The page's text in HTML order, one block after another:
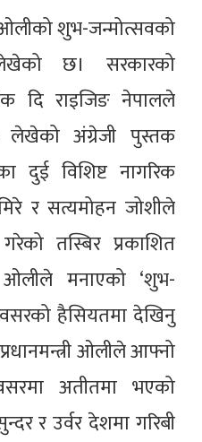
शुभ-जन्मोत्सवको
छ। सरकारको
दि राइजिङ नेपालले
अंग्रेजी पुस्तक
दुई विशिष्ट नागरिक
र सत्यमोहन जोशीले
तस्बिर प्रकाशित
ओलीले मनाएको ‘शुभ-
हैसियतमा देखिनु
ओलीले आफ्नो
अतीतमा भएको
र उर्वर देशमा गरिबी